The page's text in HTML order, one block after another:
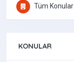
Tüm Konular
KONULAR